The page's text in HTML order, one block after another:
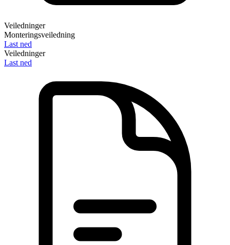
Veiledninger
Monteringsveiledning
Last ned
Veiledninger
Last ned